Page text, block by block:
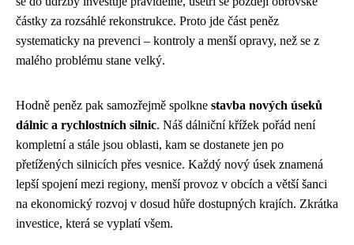
částky za rozsáhlé rekonstrukce. Proto jde část peněz
systematicky na prevenci – kontroly a menší opravy, než se z
malého problému stane velký.
Hodně peněz pak samozřejmě spolkne stavba nových úseků
dálnic a rychlostních silnic. Náš dálniční křížek pořád není
kompletní a stále jsou oblasti, kam se dostanete jen po
přetížených silnicích přes vesnice. Každý nový úsek znamená
lepší spojení mezi regiony, menší provoz v obcích a větší šanci
na ekonomický rozvoj v dosud hůře dostupných krajích. Zkrátka
investice, která se vyplatí všem.